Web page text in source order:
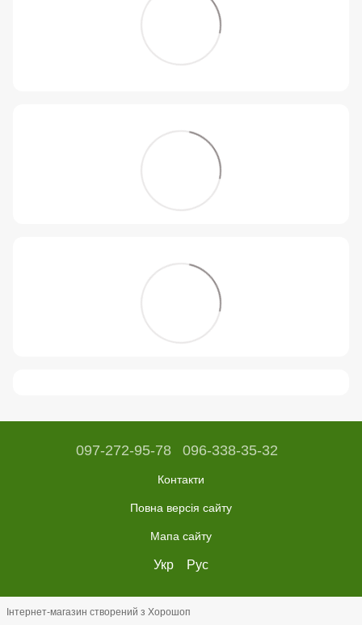
097-272-95-78 096-338-35-32
Контакти
Повна версія сайту
Мапа сайту
Укр Рус
Інтернет-магазин створений з Хорошоп